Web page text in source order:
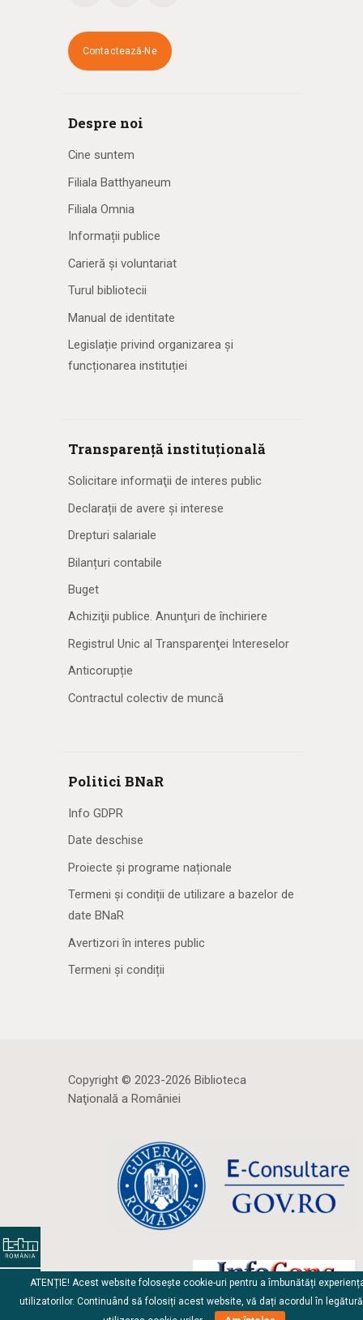
Contactează-Ne
Despre noi
Cine suntem
Filiala Batthyaneum
Filiala Omnia
Informații publice
Carieră și voluntariat
Turul bibliotecii
Manual de identitate
Legislație privind organizarea și
funcționarea instituției
Transparență instituțională
Solicitare informaţii de interes public
Declarații de avere și interese
Drepturi salariale
Bilanțuri contabile
Buget
Achiziţii publice. Anunţuri de închiriere
Registrul Unic al Transparenţei Intereselor
Anticorupție
Contractul colectiv de muncă
Politici BNaR
Info GDPR
Date deschise
Proiecte și programe naționale
Termeni și condiții de utilizare a bazelor de
date BNaR
Avertizori în interes public
Termeni și condiții
Copyright © 2023-2026 Biblioteca
Naţională a României
ATENȚIE! Acest website folosește cookie-uri pentru a îmbunătăți
utilizatorilor. Continuând să folosiți acest website, vă dați acordul în